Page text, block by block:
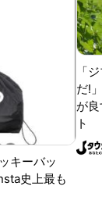
キーバッ
史上最も
「
だ!
が
ト